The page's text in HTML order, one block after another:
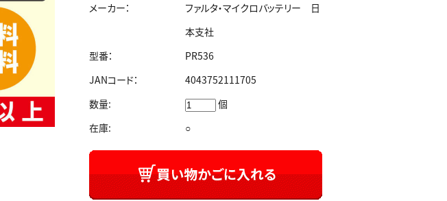
メーカー：
ファルタ・マイクロバッテリー 日
本支社
型番：
PR536
JANコード：
4043752111705
数量:
個
在庫:
○